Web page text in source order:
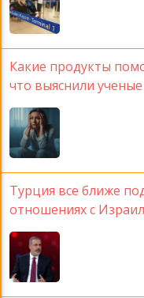
Какие продукты
что выяснили ученые
Турция все ближе
отношениях с